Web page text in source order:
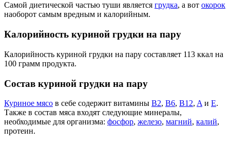
Самой диетической частью туши является грудка, а вот окорок
наоборот самым вредным и калорийным.
Калорийность куриной грудки на пару
Калорийность куриной грудки на пару составляет 113 ккал на
100 грамм продукта.
Состав куриной грудки на пару
Куриное мясо в себе содержит витамины В2, B6, B12, A и E.
Также в состав мяса входят следующие минералы,
необходимые для организма: фосфор, железо, магний, калий,
протеин.